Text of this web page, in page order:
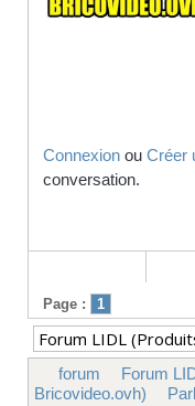
Connexion ou Créer
conversation.
Page : 1
forum
Forum
Bricovideo.ovh)